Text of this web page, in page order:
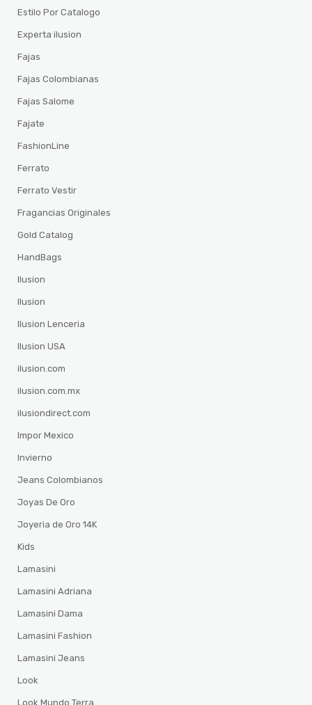
Estilo Por Catalogo
Experta ilusion
Fajas
Fajas Colombianas
Fajas Salome
Fajate
FashionLine
Ferrato
Ferrato Vestir
Fragancias Originales
Gold Catalog
HandBags
Ilusion
Ilusion
Ilusion Lenceria
Ilusion USA
ilusion.com
ilusion.com.mx
ilusiondirect.com
Impor Mexico
Invierno
Jeans Colombianos
Joyas De Oro
Joyeria de Oro 14K
Kids
Lamasini
Lamasini Adriana
Lamasini Dama
Lamasini Fashion
Lamasini Jeans
Look
Look Mundo Terra